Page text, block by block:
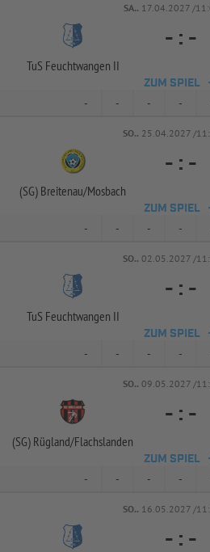
SA.. 17.04.2027 /
TuS Feuchtwangen II
- : -
ZUM SPIEL
- - - -
SO.. 25.04.2027 /
(SG) Breitenau/Mosbach
- : -
ZUM SPIEL
- - - -
SO.. 02.05.2027 /
TuS Feuchtwangen II
- : -
ZUM SPIEL
- - - -
SO.. 09.05.2027 /
(SG) Rügland/Flachslanden
- : -
ZUM SPIEL
- - - -
SO.. 16.05.2027 /
- : -